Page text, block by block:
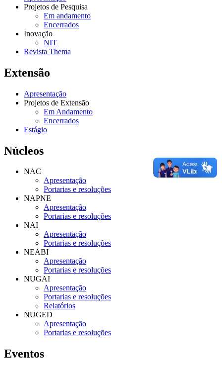
Projetos de Pesquisa
Em andamento
Encerrados
Inovação
NIT
Revista Thema
Extensão
Apresentação
Projetos de Extensão
Em Andamento
Encerrados
Estágio
Núcleos
NAC
Apresentação
Portarias e resoluções
NAPNE
Apresentação
Portarias e resoluções
NAI
Apresentação
Portarias e resoluções
NEABI
Apresentação
Portarias e resoluções
NUGAI
Apresentação
Portarias e resoluções
Relatórios
NUGED
Apresentação
Portarias e resoluções
Eventos